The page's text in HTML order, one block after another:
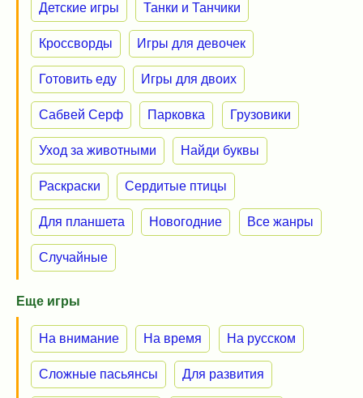
Детские игры Танки и Танчики
Кроссворды Игры для девочек
Готовить еду Игры для двоих
Сабвей Серф Парковка Грузовики
Уход за животными Найди буквы
Раскраски Сердитые птицы
Для планшета Новогодние Все жанры
Случайные
Еще игры
На внимание На время На русском
Сложные пасьянсы Для развития